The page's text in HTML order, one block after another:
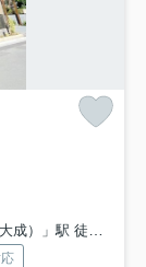
」駅 徒歩8分